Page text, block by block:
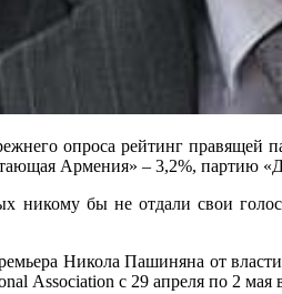
опроса рейтинг правящей
Армения» – 3,2%, партию
никому бы не отдали свои
Никола Пашиняна от
Аssociation с 29 апреля по 2